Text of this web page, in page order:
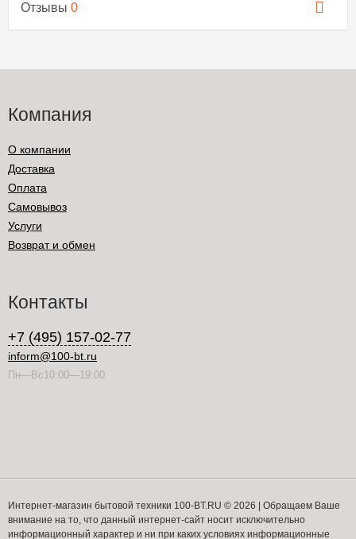
Отзывы 0
Компания
О компании
Доставка
Оплата
Самовывоз
Услуги
Возврат и обмен
Контакты
+7 (495) 157-02-77
inform@100-bt.ru
Пн—Вс10:00—19:00
Интернет-магазин бытовой техники 100-BT.RU © 2026 | Обращаем Ваше
внимание на то, что данный интернет-сайт носит исключительно
информационный характер и ни при каких условиях информационные